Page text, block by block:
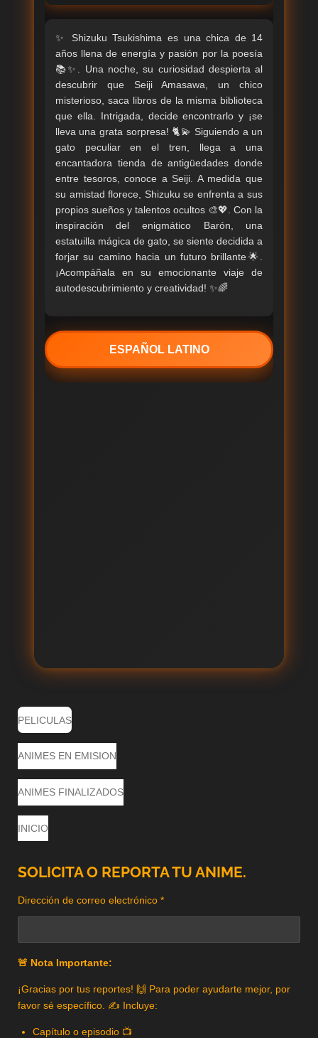
✨ Shizuku Tsukishima es una chica de 14
años llena de energía y pasión por la poesía
📚✨. Una noche, su curiosidad despierta al
descubrir que Seiji Amasawa, un chico
misterioso, saca libros de la misma biblioteca
que ella. Intrigada, decide encontrarlo y ¡se
lleva una grata sorpresa! 🐈💫 Siguiendo a un
gato peculiar en el tren, llega a una
encantadora tienda de antigüedades donde
entre tesoros, conoce a Seiji. A medida que
su amistad florece, Shizuku se enfrenta a sus
propios sueños y talentos ocultos 🎨💖. Con la
inspiración del enigmático Barón, una
estatuilla mágica de gato, se siente decidida a
forjar su camino hacia un futuro brillante🌟.
¡Acompáñala en su emocionante viaje de
autodescubrimiento y creatividad! ✨🌈
ESPAÑOL LATINO
PELICULAS
ANIMES EN EMISION
ANIMES FINALIZADOS
INICIO
SOLICITA O REPORTA TU ANIME.
Dirección de correo electrónico *
🚨 Nota Importante:
¡Gracias por tus reportes! 🙌 Para poder ayudarte mejor, por
favor sé específico. ✍️ Incluye:
Capítulo o episodio 📺